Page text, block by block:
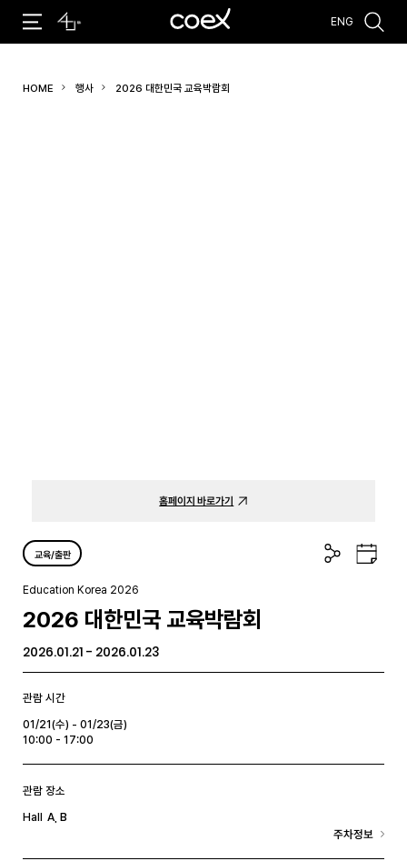
#코엑스 전시 #행사 #주차안내
ENG
HOME 행사 2026 대한민국 교육박람회
홈페이지 바로가기
교육/출판
공
유
구
글
Education Korea 2026
2026 대한민국 교육박람회
2026.01.21 - 2026.01.23
관람 시간
01/21(수) - 01/23(금)
10:00 - 17:00
관람 장소
Hall A , B
주차정보